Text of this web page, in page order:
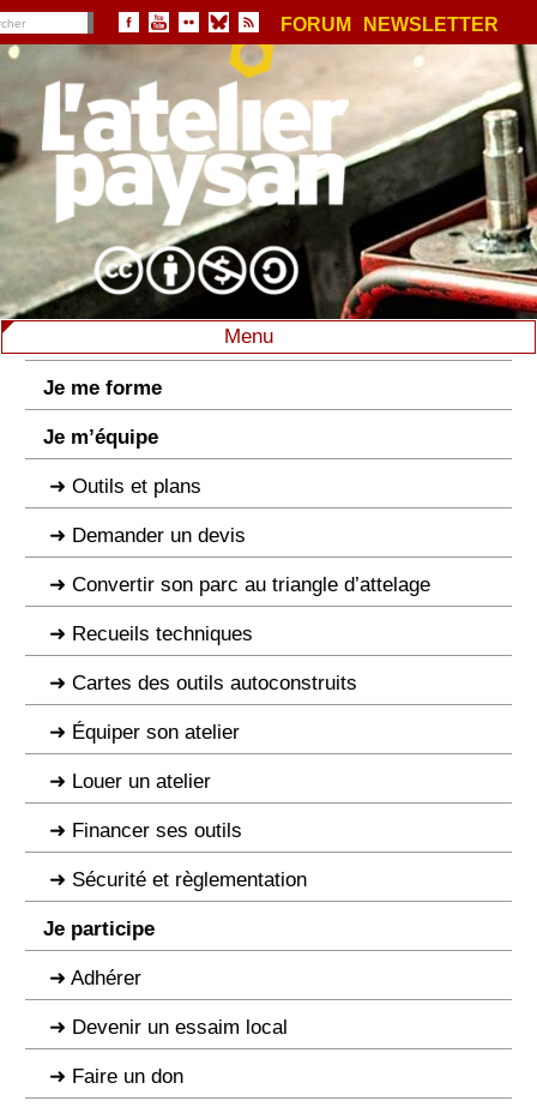
FORUM NEWSLETTER
Menu
Je me forme
Je m’équipe
Outils et plans
Demander un devis
Convertir son parc au triangle d’attelage
Recueils techniques
Cartes des outils autoconstruits
Équiper son atelier
Louer un atelier
Financer ses outils
Sécurité et règlementation
Je participe
Adhérer
Devenir un essaim local
Faire un don